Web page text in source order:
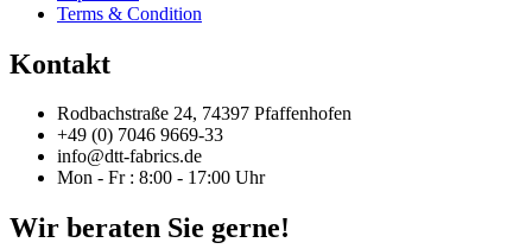
Terms & Condition
Kontakt
Rodbachstraße 24, 74397 Pfaffenhofen
+49 (0) 7046 9669-33
info@dtt-fabrics.de
Mon - Fr : 8:00 - 17:00 Uhr
Wir beraten Sie gerne!